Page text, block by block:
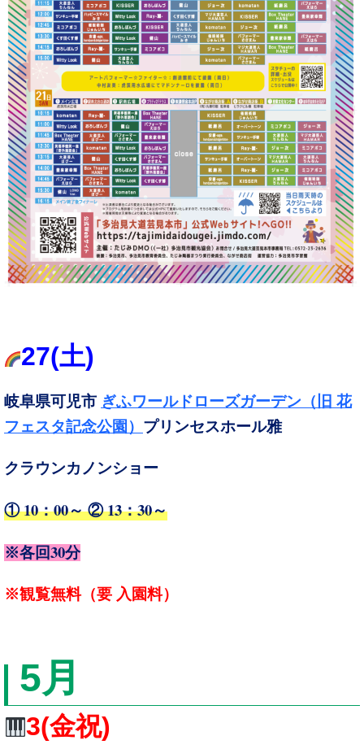
27(土)
岐阜県可児市 ぎふワールドローズガーデン（旧 花
フェスタ記念公園） プリンセスホール雅
クラウンカノンショー
① 10：00～ ② 13：30～
※各回30分
※観覧無料（要 入園料）
5月
3(金祝)